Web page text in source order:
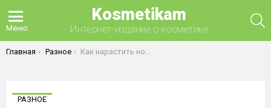
Меню
Kosmetikam
Интернет-издание о косметике
Вы здесь:
Главная Разное Как нарастить ногти гель лаком поэтапно для начинающих в домашних условиях
РАЗНОЕ